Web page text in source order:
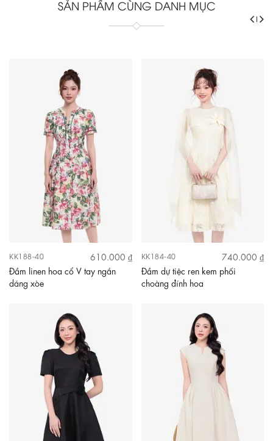
SẢN PHẨM CÙNG DANH MỤC
KK188-40
610.000 ₫
Đầm linen hoa cổ V tay ngắn
dáng xòe
KK184-40
740.000 ₫
Đầm dự tiệc ren kem phối
choàng đính hoa